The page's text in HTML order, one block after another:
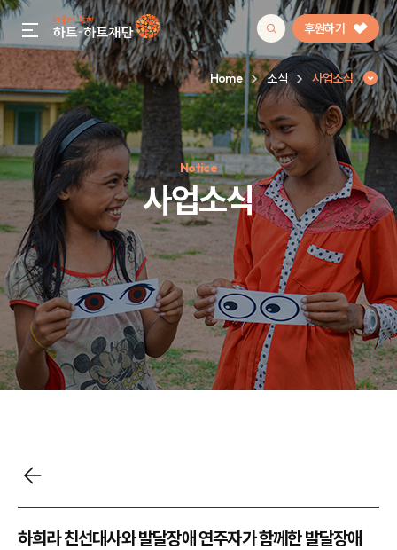
gnb menu open 후원하기
인기 키워드
#정기후원#하트플레이스#캠페인#팬덤후원
Home 소식 사업소식
Notice
사업소식
사업소식
하희라 친선대사와 발달장애 연주자가 함께한 발달장애